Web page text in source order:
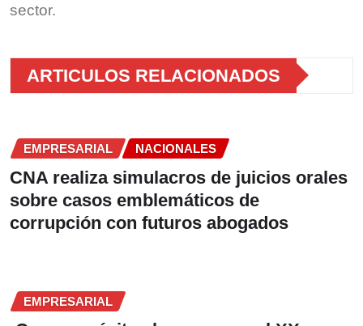
sector.
ARTICULOS RELACIONADOS
EMPRESARIAL NACIONALES
CNA realiza simulacros de juicios orales
sobre casos emblemáticos de
corrupción con futuros abogados
EMPRESARIAL